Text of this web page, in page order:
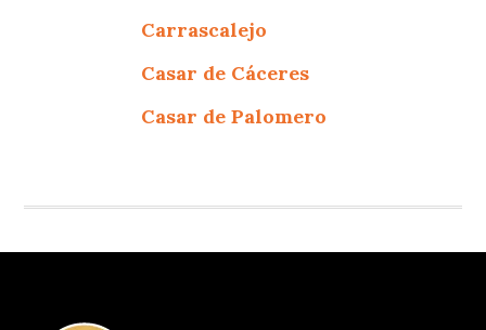
Carrascalejo
Casar de Cáceres
Casar de Palomero